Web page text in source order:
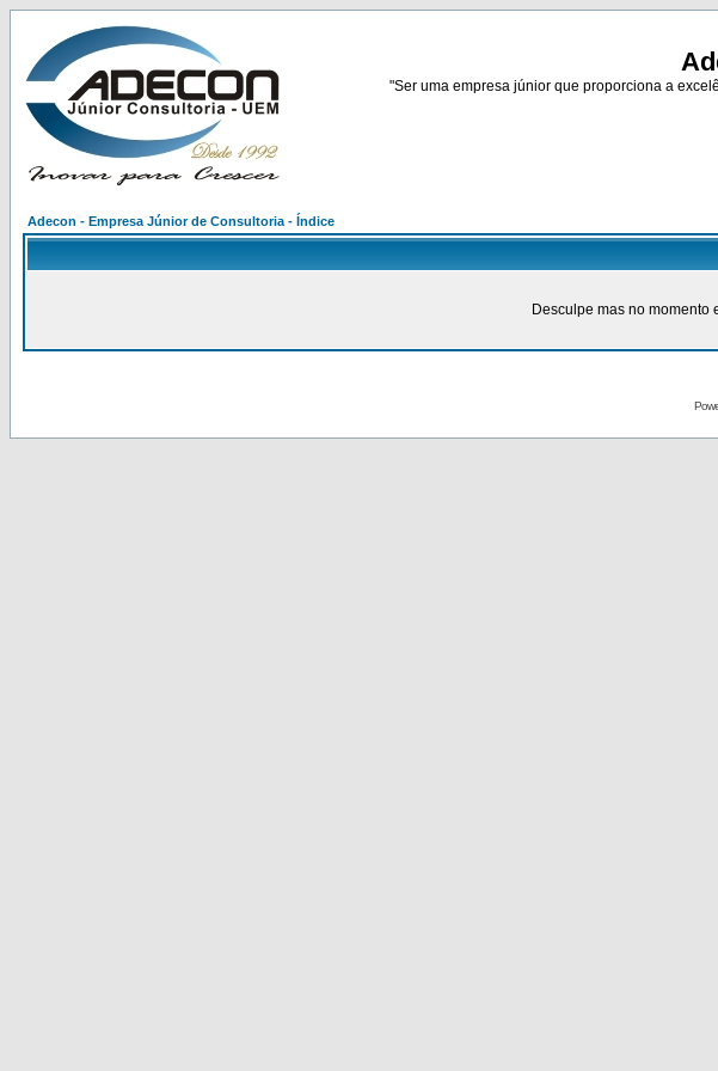
"Ser uma empresa júnior que proporciona a
Adecon - Empresa Júnior de Consultoria - Índice
Desculpe mas no momento